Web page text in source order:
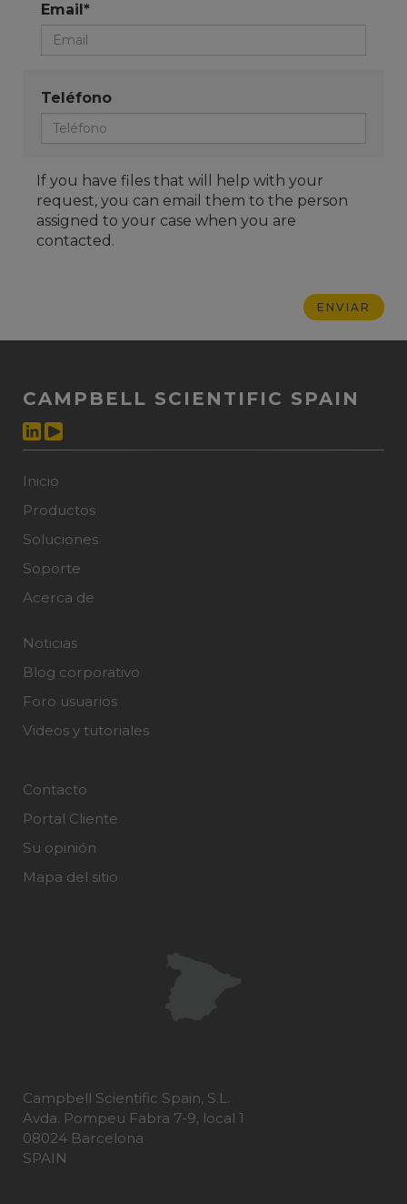
Email*
Teléfono
If you have files that will help with your
request, you can email them to the person
assigned to your case when you are
contacted.
CAMPBELL SCIENTIFIC SPAIN
Inicio
Productos
Soluciones
Soporte
Acerca de
Noticias
Blog corporativo
Foro usuarios
Videos y tutoriales
Contacto
Portal Cliente
Su opinión
Mapa del sitio
Campbell Scientific Spain, S.L.
Avda. Pompeu Fabra 7-9, local 1
08024 Barcelona
SPAIN